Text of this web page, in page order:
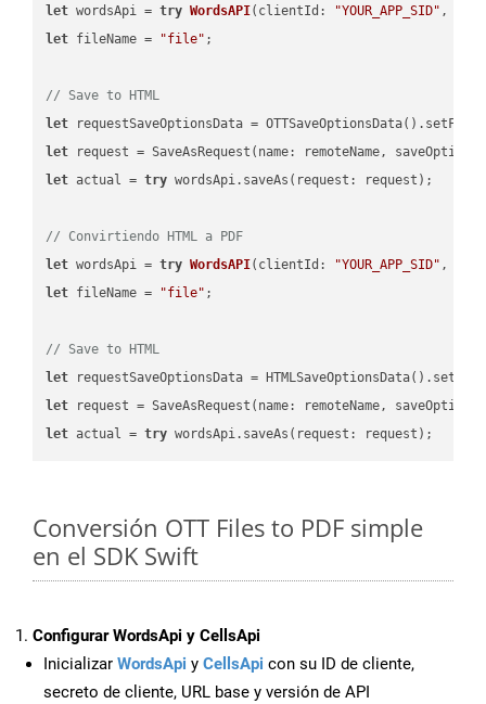
let wordsApi = try WordsAPI( clientId: "YOUR_APP_SID" ,
let fileName = "file" ;
// Save to HTML
let requestSaveOptionsData =
let request = SaveAsRequest(name: remoteName,
let actual = try wordsApi.saveAs(request: request);
// Convirtiendo HTML a PDF
let wordsApi = try WordsAPI( clientId: "YOUR_APP_SID" ,
let fileName = "file" ;
// Save to HTML
let requestSaveOptionsData =
let request = SaveAsRequest(name: remoteName,
let actual = try
Conversión OTT Files to PDF simple
en el SDK Swift
Configurar WordsApi y CellsApi
Inicializar WordsApi y CellsApi con su ID de cliente,
secreto de cliente, URL base y versión de API